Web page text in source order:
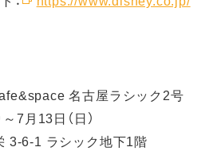
名古屋ラシック2号
7月13日（日）
3-6-1 ラシック地下1階